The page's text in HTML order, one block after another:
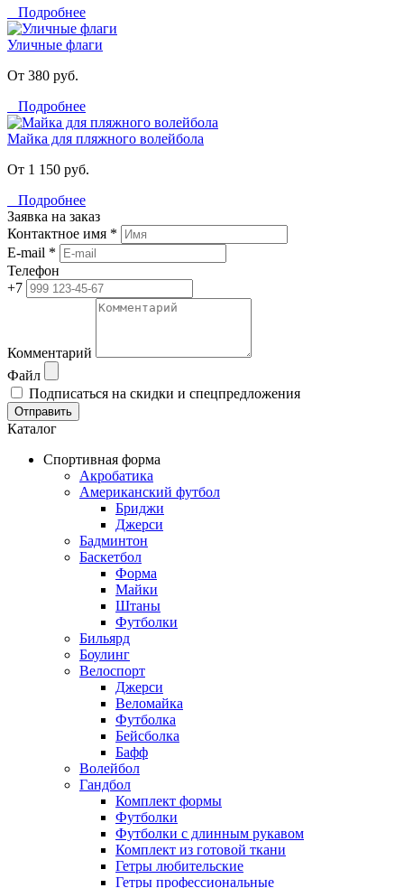
Подробнее
Уличные флаги
От 380 руб.
Подробнее
Майка для пляжного волейбола
От 1 150 руб.
Подробнее
Заявка на заказ
Контактное имя *
E-mail *
Телефон
+7
Комментарий
Файл
Подписаться на скидки и спецпредложения
Отправить
Каталог
Спортивная форма
Акробатика
Американский футбол
Бриджи
Джерси
Бадминтон
Баскетбол
Форма
Майки
Штаны
Футболки
Бильярд
Боулинг
Велоспорт
Джерси
Веломайка
Футболка
Бейсболка
Бафф
Волейбол
Гандбол
Комплект формы
Футболки
Футболки с длинным рукавом
Комплект из готовой ткани
Гетры любительские
Гетры профессиональные